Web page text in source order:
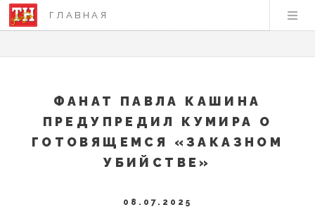
ГЛАВНАЯ
ФАНАТ ПАВЛА КАШИНА
ПРЕДУПРЕДИЛ КУМИРА О
ГОТОВЯЩЕМСЯ «ЗАКАЗНОМ
УБИЙСТВЕ»
08.07.2025